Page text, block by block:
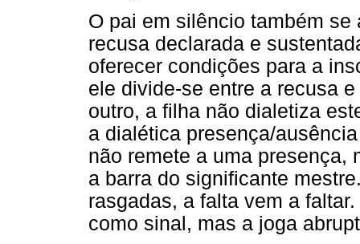
O pai em silêncio também
recusa declarada e
oferecer condições para a
ele divide-se entre a recusa
outro, a filha não dialetiza
a dialética presença/
não remete a uma presença,
a barra do significante
rasgadas, a falta vem a
como sinal, mas a joga